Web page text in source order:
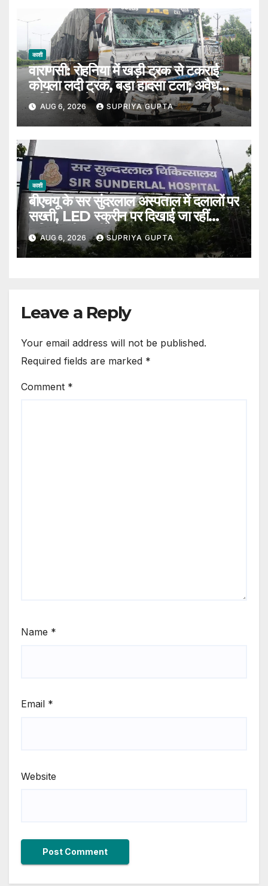
काशी
वाराणसी: रोहनिया में खड़ी ट्रक से टकराई
कोयला लदी ट्रक, बड़ा हादसा टला; अवैध
पार्किंग पर उठे सवाल
AUG 6, 2026 SUPRIYA GUPTA
काशी
बीएचयू के सर सुंदरलाल अस्पताल में दलालों पर
सख्ती, LED स्क्रीन पर दिखाई जा रहीं
संदिग्धों की तस्वीरें
AUG 6, 2026 SUPRIYA GUPTA
Leave a Reply
Your email address will not be published.
Required fields are marked *
Comment *
Name *
Email *
Website